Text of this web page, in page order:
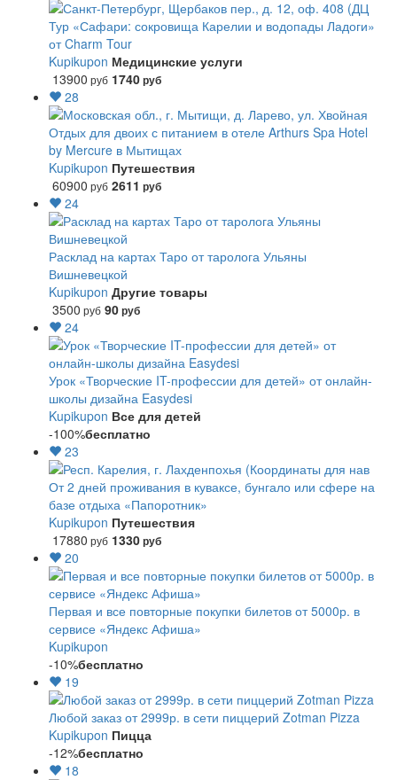
Тур «Сафари: сокровища Карелии и водопады Ладоги»
от Charm Tour
Kupikupon Медицинские услуги
13900 руб 1740руб
28
Отдых для двоих с питанием в отеле Arthurs Spa Hotel
by Mercure в Мытищах
Kupikupon Путешествия
60900 руб 2611 руб
24
Расклад на картах Таро от таролога Ульяны
Вишневецкой
Kupikupon Другие товары
3500 руб 90руб
24
Урок «Творческие IT-профессии для детей» от онлайн-
школы дизайна Easydesi
Kupikupon Все для детей
-100%бесплатно
23
От 2 дней проживания в куваксе, бунгало или сфере на
базе отдыха «Папоротник»
Kupikupon Путешествия
17880 руб 1330руб
20
Первая и все повторные покупки билетов от 5000р. в
сервисе «Яндекс Афиша»
Kupikupon
-10%бесплатно
19
Любой заказ от 2999р. в сети пиццерий Zotman Pizza
Kupikupon Пицца
-12%бесплатно
18